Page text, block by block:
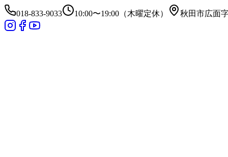
018-833-9033 10:00〜19:00（木曜定休） 秋田市広面